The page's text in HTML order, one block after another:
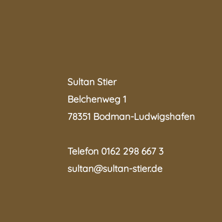
Sultan Stier
Belchenweg 1
78351 Bodman-Ludwigshafen
Telefon 0162 298 667 3
sultan@sultan-stier.de